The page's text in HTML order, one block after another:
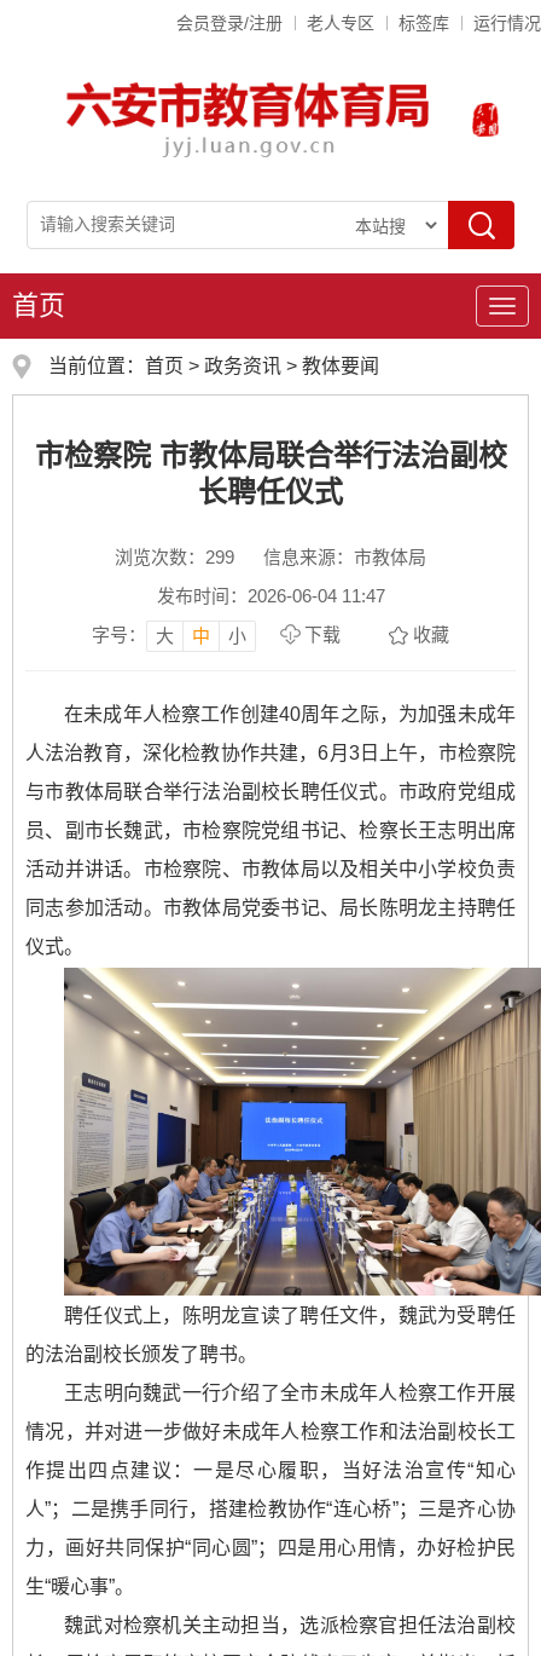
会员登录/注册 老人专区 标签库 运行情况
导
首页
当前位置： 首页 > 政务资讯 > 教体要闻
市检察院 市教体局联合举行法治副校
长聘任仪式
浏览次数： 299
信息来源：市教体局
发布时间：2026-06-04 11:47
字号：
大 中 小 下载 收藏
在未成年人检察工作创建40周年之际，为加强未成年
人法治教育，深化检教协作共建，6月3日上午，市检察院
与市教体局联合举行法治副校长聘任仪式。市政府党组成
员、副市长魏武，市检察院党组书记、检察长王志明出席
活动并讲话。市检察院、市教体局以及相关中小学校负责
同志参加活动。市教体局党委书记、局长陈明龙主持聘任
仪式。
聘任仪式上，陈明龙宣读了聘任文件，魏武为受聘任
的法治副校长颁发了聘书。
王志明向魏武一行介绍了全市未成年人检察工作开展
情况，并对进一步做好未成年人检察工作和法治副校长工
作提出四点建议：一是尽心履职，当好法治宣传“知心
人”；二是携手同行，搭建检教协作“连心桥”；三是齐心协
力，画好共同保护“同心圆”；四是用心用情，办好检护民
生“暖心事”。
魏武对检察机关主动担当，选派检察官担任法治副校